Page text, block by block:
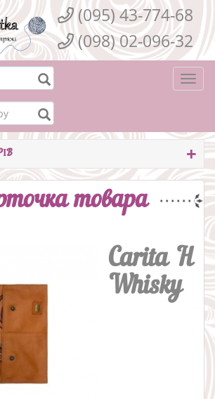
(095) 43-774-68
(098) 02-096-32
товара
Carita H
Whisky